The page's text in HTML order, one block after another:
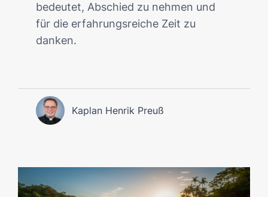
bedeutet, Abschied zu nehmen und
für die erfahrungsreiche Zeit zu
danken.
Kaplan Henrik Preuß